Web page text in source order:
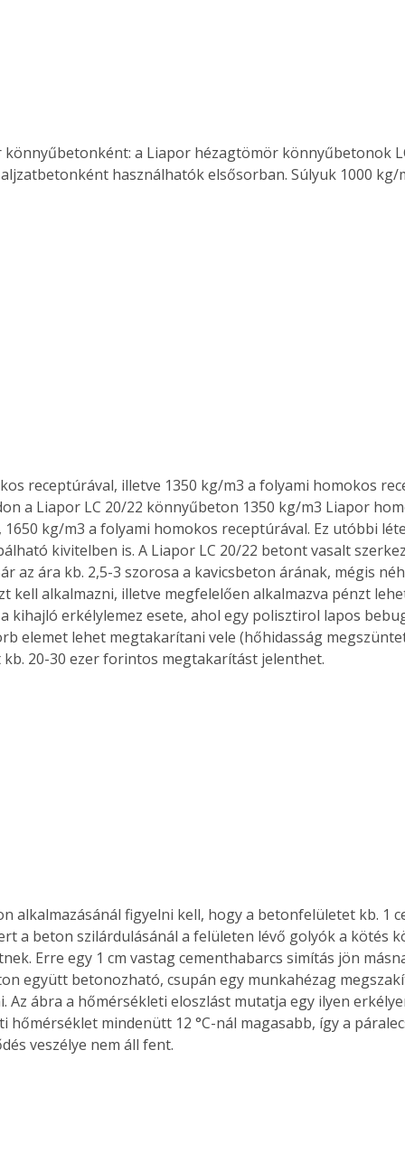
használhatók elsősorban. Súlyuk 1000 kg/
receptúrával, illetve 1350 kg/m3 a folyami homokos
a Liapor LC 20/22 könnyűbeton 1350 kg/m3 Liapor
1650 kg/m3 a folyami homokos receptúrával. Ez utóbbi
kivitelben is. A Liapor LC 20/22 betont vasalt
az ára kb. 2,5-3 szorosa a kavicsbeton árának, mégis
kell alkalmazni, illetve megfelelően alkalmazva pénzt
a kihajló erkélylemez esete, ahol egy polisztirol lapos
elemet lehet megtakarítani vele (hőhidasság
20-30 ezer forintos megtakarítást jelenthet.
alkalmazásánál figyelni kell, hogy a betonfelületet kb. 1
a beton szilárdulásánál a felületen lévő golyók a kötés
Erre egy 1 cm vastag cementhabarcs simítás jön
együtt betonozható, csupán egy munkahézag
Az ábra a hőmérsékleti eloszlást mutatja egy ilyen
hőmérséklet mindenütt 12 °C-nál magasabb, így a
veszélye nem áll fent.